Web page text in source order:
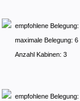
empfohlene
maximale Belegung:
Anzahl Kabinen: 3
empfohlene